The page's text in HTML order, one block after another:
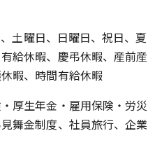
土曜日、日曜日、祝日、夏
給休暇、慶弔休暇、産前産
暇、時間有給休暇
厚生年金・雇用保険・労災
舞金制度、社員旅行、企業